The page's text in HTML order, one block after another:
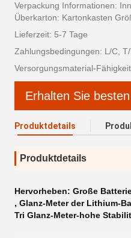
Verpackung Informationen:
Überkarton: Kartonkasten
Lieferzeit: 5-7 Tage
Zahlungsbedingungen: L/C,
Versorgungsmaterial-
Erhalten Sie
Produktdetails
Produktdetails
Hervorheben: Große
, Glanz-Meter der Lithium-
Tri Glanz-Meter-hohe